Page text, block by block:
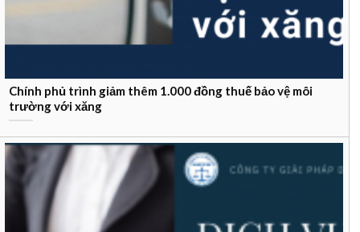
Chính phủ trình giảm thêm 1.000 đồng thuế bảo vệ môi
trường với xăng